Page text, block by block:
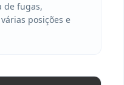
de fugas,
posições e